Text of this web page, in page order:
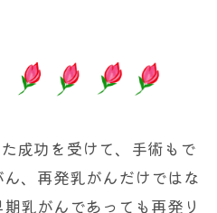
成功を受けて、手術もで
、再発乳がんだけではな
乳がんであっても再発リ